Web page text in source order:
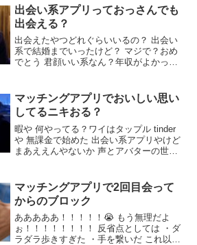
がに結婚は厳しい ソープのほうが絶対楽
しい 何事も経験
出会い系アプリっておっさんでも
出会える？
出会えたやつどれぐらいいるの？ 出会い
系で結婚までいったけど？ マジで？おめ
でとう 君顔いい系なん？年収がよかった
して結婚してくれレベルで好きになって
た アプリしてたら女に不自由することは
無いな 最初は性欲殺してドライブまでこ
ぎ着ける
マッチングアプリでおいしい思い
してるニキおる？
暇や 何やってる？ワイはタップル tinder
や 無課金で始めた 出会い系アプリやけど
まあええんやないか 声とアバターの世界
みたいな？ 普通の配信アプリなんやが 4
人までコラボできる そこで仲良くなって
付き合うとかあるぞ普通に
マッチングアプリで2回目会って
からのブロック
あああああ！！！！！😭 もう無理だよ
ぉ！！！！！！！！ 反省点としては ・ダ
ラダラ歩きすぎた ・手を繋いだ これ以外